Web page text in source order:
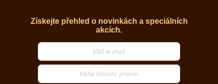
Získejte přehled o novinkách a speciálních
akcích.